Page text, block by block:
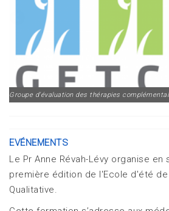
Groupe d'évaluation des thérapies
EVÉNEMENTS
Le Pr Anne Révah-Lévy organise en
première édition de l'Ecole d'été
Qualitative.